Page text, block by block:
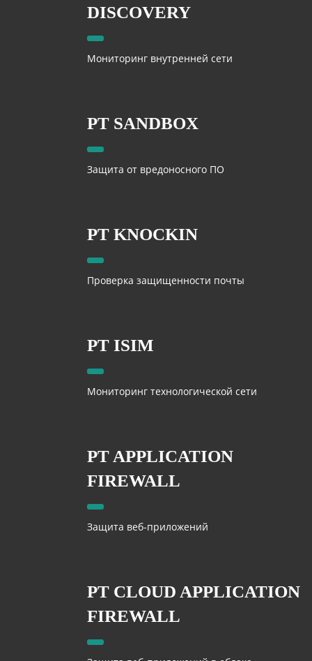
DISCOVERY
Мониторинг внутренней сети
PT SANDBOX
Защита от вредоносного ПО
PT KNOCKIN
Проверка защищенности почты
PT ISIM
Мониторинг технологической сети
PT APPLICATION
FIREWALL
Защита веб-приложений
PT CLOUD APPLICATION
FIREWALL